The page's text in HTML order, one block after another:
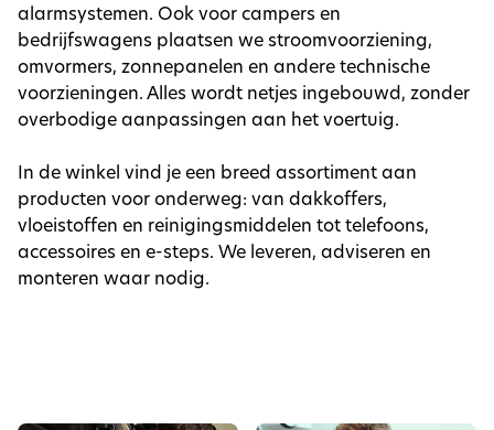
alarmsystemen. Ook voor campers en
bedrijfswagens plaatsen we stroomvoorziening,
omvormers, zonnepanelen en andere technische
voorzieningen. Alles wordt netjes ingebouwd, zonder
overbodige aanpassingen aan het voertuig.
In de winkel vind je een breed assortiment aan
producten voor onderweg: van dakkoffers,
vloeistoffen en reinigingsmiddelen tot telefoons,
accessoires en e-steps. We leveren, adviseren en
monteren waar nodig.